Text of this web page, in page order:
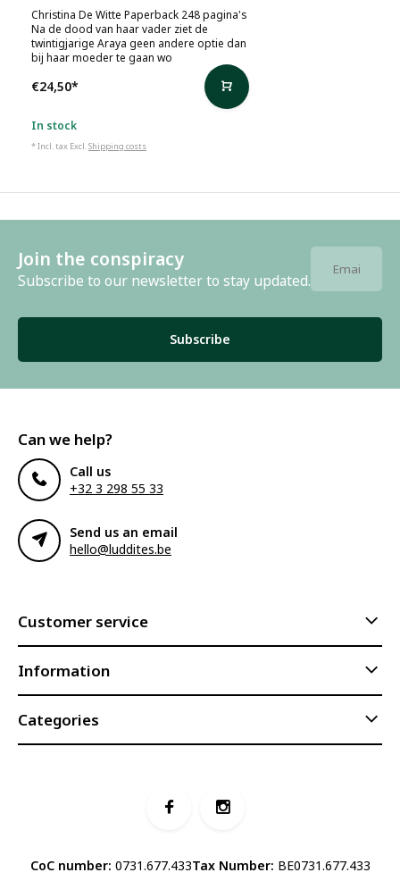
Christina De Witte Paperback 248 pagina's
Na de dood van haar vader ziet de
twintigjarige Araya geen andere optie dan
bij haar moeder te gaan wo
€24,50*
In stock
* Incl. tax Excl.Shipping costs
Join the conspiracy
Subscribe to our newsletter to stay updated.
Subscribe
Can we help?
Call us
+32 3 298 55 33
Send us an email
hello@luddites.be
Customer service
Information
Categories
CoC number: 0731.677.433Tax Number: BE0731.677.433